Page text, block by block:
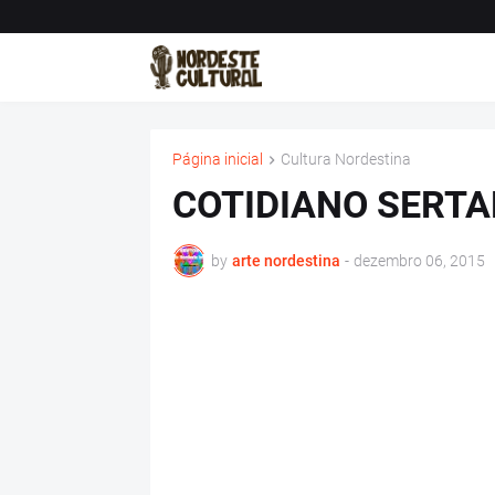
Página inicial Cultura Nordestina
COTIDIANO
by arte nordestina - dezembro 06, 2015